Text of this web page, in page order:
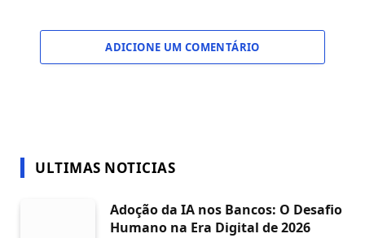
ADICIONE UM COMENTÁRIO
ULTIMAS NOTICIAS
Adoção da IA nos Bancos: O Desafio
Humano na Era Digital de 2026